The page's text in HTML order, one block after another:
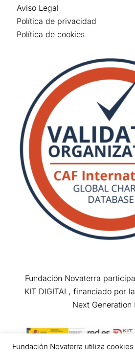
Aviso Legal
Política de privacidad
Política de cookies
Fundación Novaterra
KIT DIGITAL, financiado por
Next Generation
Fundación Novaterra utiliza